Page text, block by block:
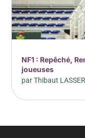
NF1 : Repêché,
joueuses
parThibaut LASSER